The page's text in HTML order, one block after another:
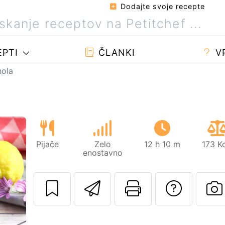
Dodajte svoje recepte
ČLANKI
Naslednji
Pijače
Zelo
enostavno
12 h 10 m 173
Pošlji taNatisni to